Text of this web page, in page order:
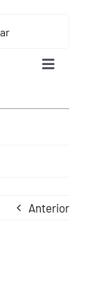
Toggle
Anterior